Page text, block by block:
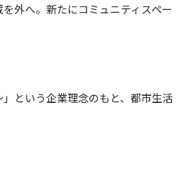
外へ。新たにコミュニティスペー
という企業理念のもと、都市生活